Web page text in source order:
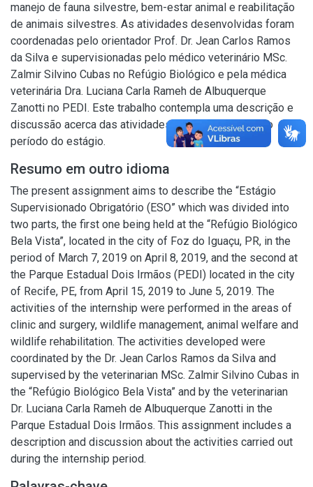
manejo de fauna silvestre, bem-estar animal e reabilitação
de animais silvestres. As atividades desenvolvidas foram
coordenadas pelo orientador Prof. Dr. Jean Carlos Ramos
da Silva e supervisionadas pelo médico veterinário MSc.
Zalmir Silvino Cubas no Refúgio Biológico e pela médica
veterinária Dra. Luciana Carla Rameh de Albuquerque
Zanotti no PEDI. Este trabalho contempla uma descrição e
discussão acerca das atividades realizadas durante o
período do estágio.
Resumo em outro idioma
The present assignment aims to describe the “Estágio
Supervisionado Obrigatório (ESO” which was divided into
two parts, the first one being held at the “Refúgio Biológico
Bela Vista”, located in the city of Foz do Iguaçu, PR, in the
period of March 7, 2019 on April 8, 2019, and the second at
the Parque Estadual Dois Irmãos (PEDI) located in the city
of Recife, PE, from April 15, 2019 to June 5, 2019. The
activities of the internship were performed in the areas of
clinic and surgery, wildlife management, animal welfare and
wildlife rehabilitation. The activities developed were
coordinated by the Dr. Jean Carlos Ramos da Silva and
supervised by the veterinarian MSc. Zalmir Silvino Cubas in
the “Refúgio Biológico Bela Vista” and by the veterinarian
Dr. Luciana Carla Rameh de Albuquerque Zanotti in the
Parque Estadual Dois Irmãos. This assignment includes a
description and discussion about the activities carried out
during the internship period.